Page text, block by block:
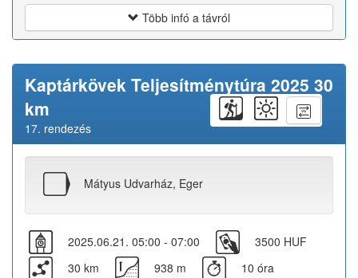
Több infó a távról
Kaptárkövek Teljesítménytúra 2025 30
km
17. rendezés
Mátyus Udvarház, Eger
2025.06.21. 05:00 - 07:00
3500 HUF
30 km
938 m 10 óra